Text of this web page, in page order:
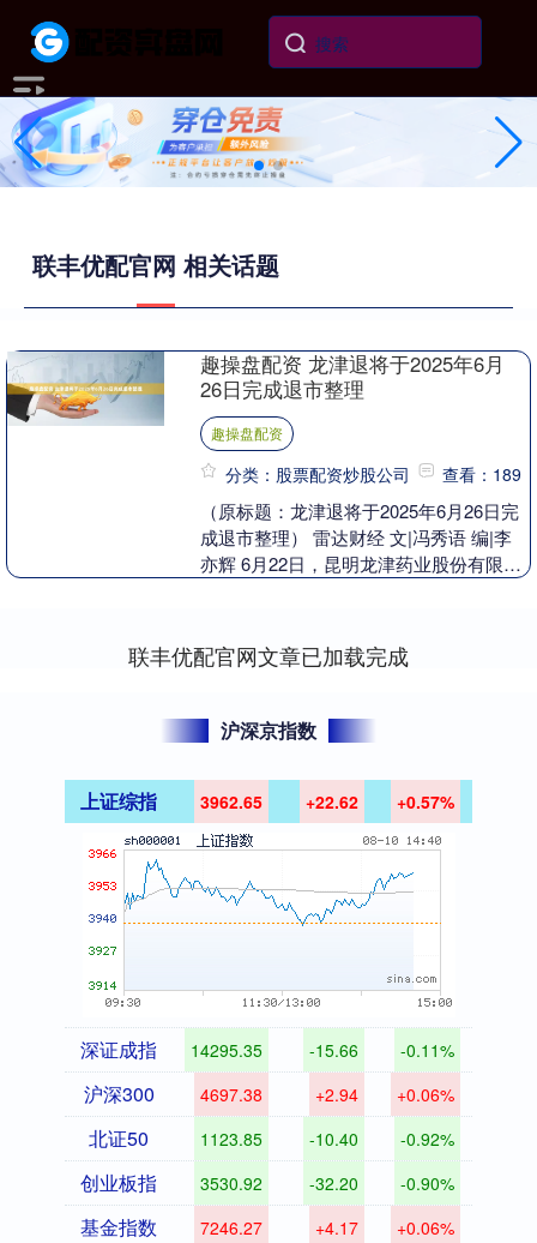
联丰优配官网 相关话题
趣操盘配资 龙津退将于2025年6月
26日完成退市整理
趣操盘配资
分类：股票配资炒股公司 查看：189
（原标题：龙津退将于2025年6月26日完
成退市整理） 雷达财经 文|冯秀语 编|李
亦辉 6月22日，昆明龙津药业股份有限公
联丰优配官网文章已加载完成
沪深京指数
上证综指 3962.65 +22.62 +0.57%
深证成指 14295.35 -15.66 -0.11%
沪深300 4697.38 +2.94 +0.06%
北证50 1123.85 -10.40 -0.92%
创业板指 3530.92 -32.20 -0.90%
基金指数 7246.27 +4.17 +0.06%